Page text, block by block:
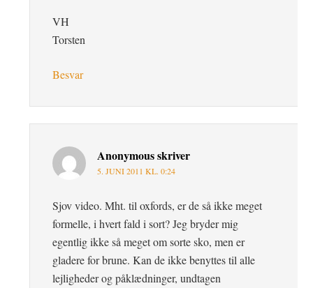
VH
Torsten
Besvar
Anonymousskriver
5. JUNI 2011 KL. 0:24
Sjov video. Mht. til oxfords, er de så ikke meget
formelle, i hvert fald i sort? Jeg bryder mig
egentlig ikke så meget om sorte sko, men er
gladere for brune. Kan de ikke benyttes til alle
lejligheder og påklædninger, undtagen